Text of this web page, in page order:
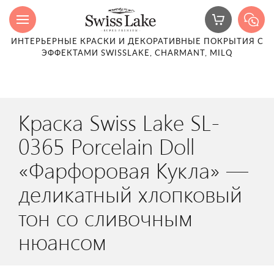
ИНТЕРЬЕРНЫЕ КРАСКИ И ДЕКОРАТИВНЫЕ ПОКРЫТИЯ С
ЭФФЕКТАМИ SWISSLAKE, CHARMANT, MILQ
Краска Swiss Lake SL-
0365 Porcelain Doll
«Фарфоровая Кукла» —
деликатный хлопковый
тон со сливочным
нюансом